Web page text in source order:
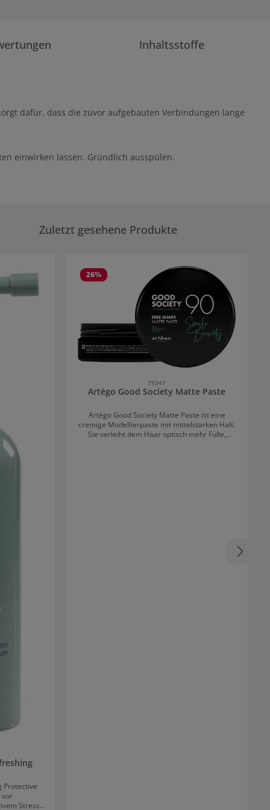
Inhaltsstoffe
dafür, dass die zuvor aufgebauten Verbindungen lange
einwirken lassen. Gründlich ausspülen.
Zuletzt gesehene Produkte
Protective
vor
Stress.
26%
79347
Artègo Good Society Matte Paste
Artègo Good Society Matte Paste ist eine
cremige Modellierpaste mit mittelstarken Halt.
Sie verleiht dem Haar optisch mehr Fülle,